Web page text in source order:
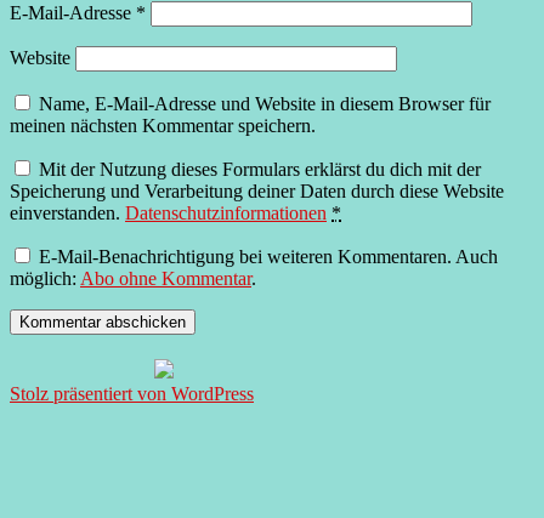
E-Mail-Adresse *
Website
Name, E-Mail-Adresse und Website in diesem Browser für
meinen nächsten Kommentar speichern.
Mit der Nutzung dieses Formulars erklärst du dich mit der
Speicherung und Verarbeitung deiner Daten durch diese Website
einverstanden. Datenschutzinformationen *
E-Mail-Benachrichtigung bei weiteren Kommentaren. Auch
möglich: Abo ohne Kommentar.
Stolz präsentiert von WordPress